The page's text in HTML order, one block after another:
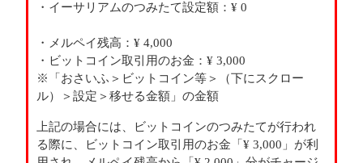
・イーサリアムのつみたて設定額：¥ 0
・メルペイ残高：¥ 4,000
・ビットコイン取引用のお金：¥ 3,000
※「おさいふ＞ビットコイン等＞（下にスクロー
ル）＞設定＞移せる金額」の金額
上記の場合には、ビットコインのつみたてが行われ
る際に、ビットコイン取引用のお金「¥ 3,000」が利